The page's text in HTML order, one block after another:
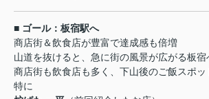
■ ゴール：板宿駅へ
商店街＆飲食店が豊富で達成感も倍増
山道を抜けると、急に街の風景が広がる板宿
商店街も飲食店も多く、下山後のご飯スポッ
特に